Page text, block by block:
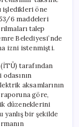
işledikleri öne
6 maddeleri
talep
Belediyesi’nde
izni istenmişti.
tarafından
aksamlarının
göre,
düzeneklerini
yanlış bir şekilde